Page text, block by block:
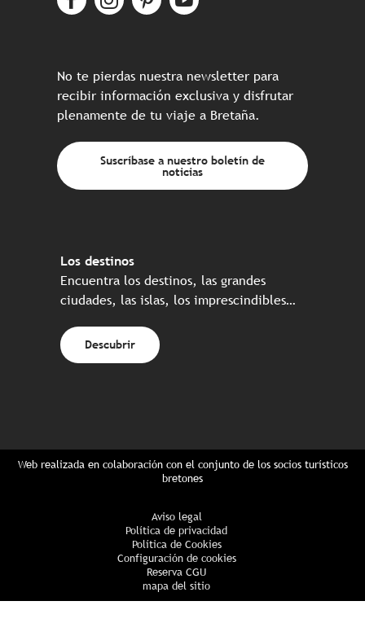
No te pierdas nuestra newsletter para
recibir información exclusiva y disfrutar
plenamente de tu viaje a Bretaña.
Suscríbase a nuestro boletín de
noticias
Los destinos
Encuentra los destinos, las grandes
ciudades, las islas, los imprescindibles…
Descubrir
Web realizada en colaboración con el conjunto de los socios turísticos
bretones
Aviso legal
Política de privacidad
Política de Cookies
Configuración de cookies
Reserva CGU
mapa del sitio